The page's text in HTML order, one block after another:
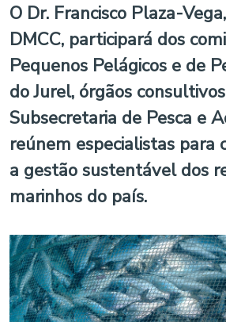
O Dr. Francisco Plaza-
DMCC, participará dos
Pequenos Pelágicos e de
do Jurel, órgãos
Subsecretaria de Pesca e
reúnem especialistas para
a gestão sustentável dos
marinhos do país.